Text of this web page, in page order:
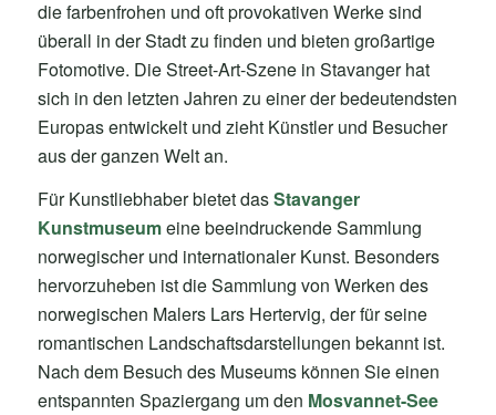
die farbenfrohen und oft provokativen Werke sind
überall in der Stadt zu finden und bieten großartige
Fotomotive. Die Street-Art-Szene in Stavanger hat
sich in den letzten Jahren zu einer der bedeutendsten
Europas entwickelt und zieht Künstler und Besucher
aus der ganzen Welt an.
Für Kunstliebhaber bietet dasStavanger
Kunstmuseumeine beeindruckende Sammlung
norwegischer und internationaler Kunst. Besonders
hervorzuheben ist die Sammlung von Werken des
norwegischen Malers Lars Hertervig, der für seine
romantischen Landschaftsdarstellungen bekannt ist.
Nach dem Besuch des Museums können Sie einen
entspannten Spaziergang um den Mosvannet-See